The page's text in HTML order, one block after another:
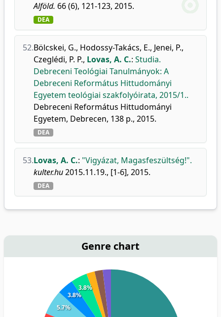
Alföld. 66 (6), 121-123, 2015.
DEA
52.Bölcskei, G., Hodossy-Takács, E., Jenei, P.,
Czeglédi, P. P., Lovas, A. C.: Studia.
Debreceni Teológiai Tanulmányok: A
Debreceni Református Hittudományi
Egyetem teológiai szakfolyóirata, 2015/1..
Debreceni Református Hittudományi
Egyetem, Debrecen, 138 p., 2015.
DEA
53.Lovas, A. C.: "Vigyázat, Magasfeszültség!".
kulter.hu2015.11.19., [1-6], 2015.
DEA
Genre chart
5.7%
3.8%
3.8%